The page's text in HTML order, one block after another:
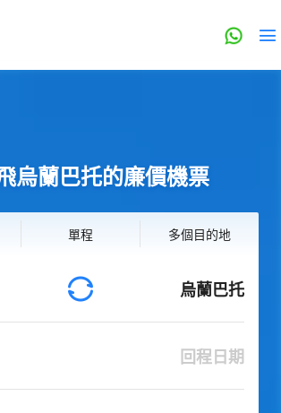
烏蘭巴托的廉價機票
單程 多個目的地
烏蘭巴托
回程日期